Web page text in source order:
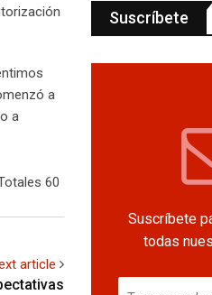
a
a
60
article
Suscríbete
Suscríbete
todas